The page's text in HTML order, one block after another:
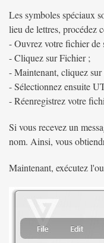
Les symboles spéciaux
lieu de lettres, procédez
- Ouvrez votre fichier de
- Cliquez sur Fichier ;
- Maintenant, cliquez sur
- Sélectionnez ensuite
- Réenregistrez votre
Si vous recevez un
nom. Ainsi, vous
Maintenant, exécutez